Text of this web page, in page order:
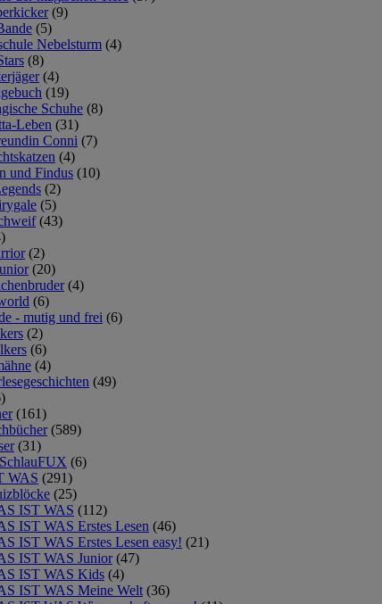
(9)
(5)
Nebelsturm (4)
(8)
(4)
(19)
Schuhe (8)
Leben (31)
Conni (7)
(4)
und Findus (10)
(2)
(5)
(43)
(2)
(20)
(4)
(6)
- mutig und frei (6)
(2)
(6)
(4)
(49)
(161)
(589)
(31)
(6)
WAS (291)
(25)
IST WAS (112)
IST WAS Erstes Lesen (46)
IST WAS Erstes Lesen easy! (21)
IST WAS Junior (47)
IST WAS Kids (4)
IST WAS Meine Welt (36)